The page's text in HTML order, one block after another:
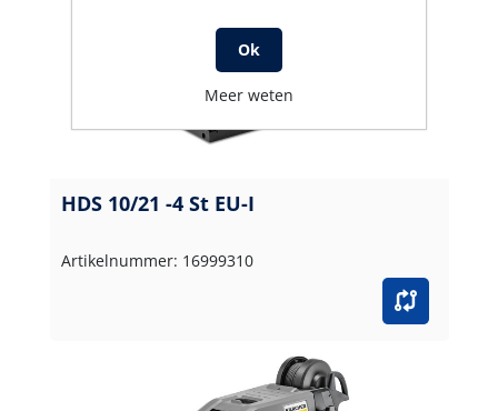
HDS 10/21 -4 St EU-I
Artikelnummer: 16999310
Ok
Meer weten